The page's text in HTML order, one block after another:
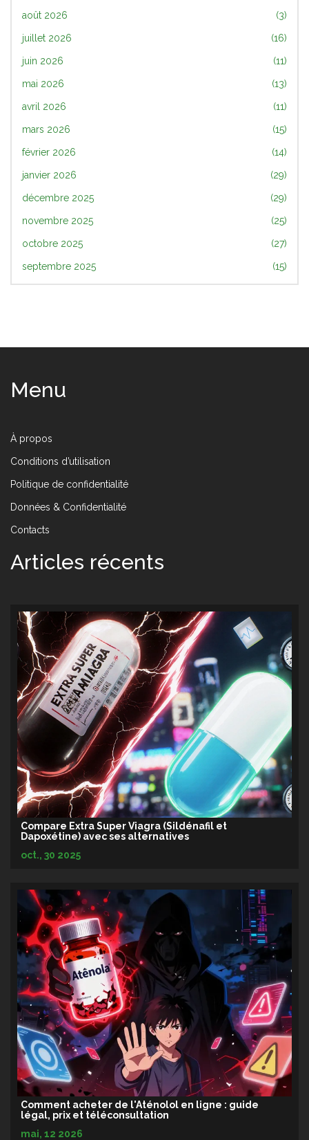
août 2026 (3)
juillet 2026 (16)
juin 2026 (11)
mai 2026 (13)
avril 2026 (11)
mars 2026 (15)
février 2026 (14)
janvier 2026 (29)
décembre 2025 (29)
novembre 2025 (25)
octobre 2025 (27)
septembre 2025 (15)
Menu
À propos
Conditions d’utilisation
Politique de confidentialité
Données & Confidentialité
Contacts
Articles récents
Compare Extra Super Viagra (Sildénafil et
Dapoxétine) avec ses alternatives
oct., 30 2025
Comment acheter de l'Aténolol en ligne : guide
légal, prix et téléconsultation
mai, 12 2026